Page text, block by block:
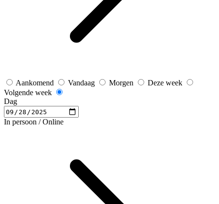
Aankomend Vandaag Morgen
Deze week
Volgende week
Dag
In persoon / Online